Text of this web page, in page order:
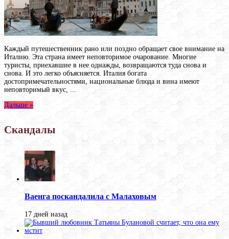
Каждый путешественник рано или поздно обращает свое внимание на
Италию. Эта страна имеет неповторимое очарование. Многие
туристы, приехавшие в нее однажды, возвращаются туда снова и
снова. И это легко объясняется. Италия богата
достопримечательностями, национальные блюда и вина имеют
неповторимый вкус, ...
Дальше »
Скандалы
Ваенга поскандалила с Малаховым
17 дней назад